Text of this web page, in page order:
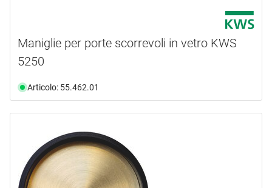
Maniglie per porte scorrevoli in vetro KWS
5250
Articolo: 55.462.01